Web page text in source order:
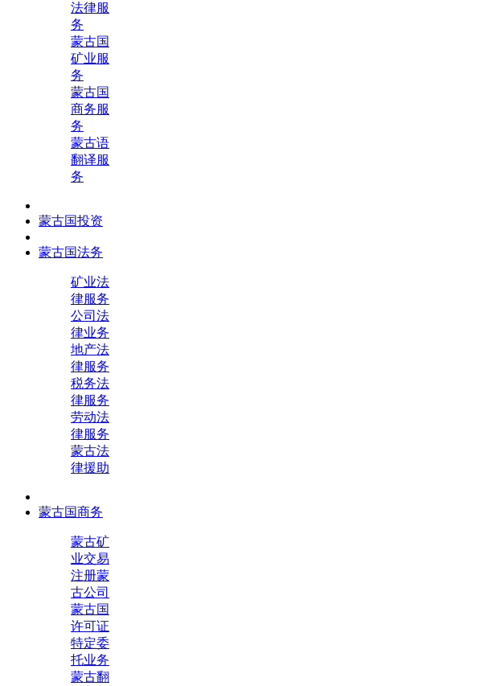
法律服
务
蒙古国
矿业服
务
蒙古国
商务服
务
蒙古语
翻译服
务
蒙古国投资
蒙古国法务
矿业法
律服务
公司法
律业务
地产法
律服务
税务法
律服务
劳动法
律服务
蒙古法
律援助
蒙古国商务
蒙古矿
业交易
注册蒙
古公司
蒙古国
许可证
特定委
托业务
蒙古翻